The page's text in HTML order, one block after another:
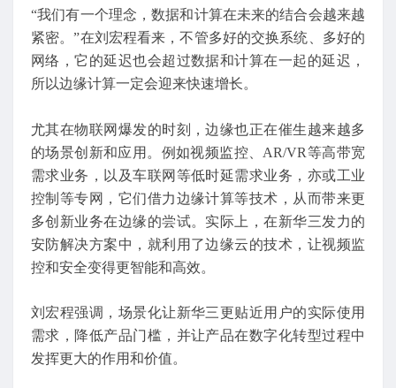
“我们有一个理念，数据和计算在未来的结合会越来越
紧密。”在刘宏程看来，不管多好的交换系统、多好的
网络，它的延迟也会超过数据和计算在一起的延迟，
所以边缘计算一定会迎来快速增长。
尤其在物联网爆发的时刻，边缘也正在催生越来越多
的场景创新和应用。例如视频监控、AR/VR等高带宽
需求业务，以及车联网等低时延需求业务，亦或工业
控制等专网，它们借力边缘计算等技术，从而带来更
多创新业务在边缘的尝试。实际上，在新华三发力的
安防解决方案中，就利用了边缘云的技术，让视频监
控和安全变得更智能和高效。
刘宏程强调，场景化让新华三更贴近用户的实际使用
需求，降低产品门槛，并让产品在数字化转型过程中
发挥更大的作用和价值。